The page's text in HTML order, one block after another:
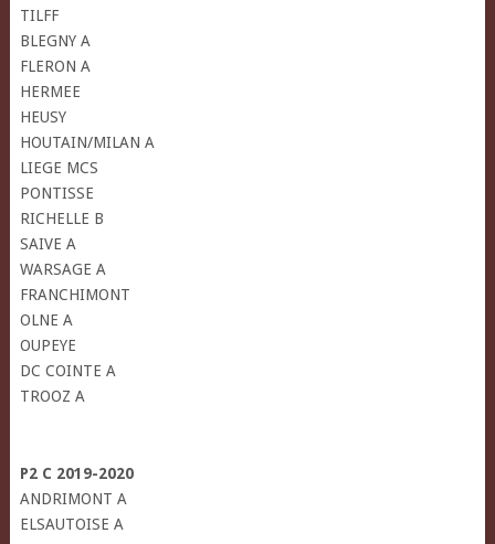
TILFF
BLEGNY A
FLERON A
HERMEE
HEUSY
HOUTAIN/MILAN A
LIEGE MCS
PONTISSE
RICHELLE B
SAIVE A
WARSAGE A
FRANCHIMONT
OLNE A
OUPEYE
DC COINTE A
TROOZ A
P2 C 2019-2020
ANDRIMONT A
ELSAUTOISE A